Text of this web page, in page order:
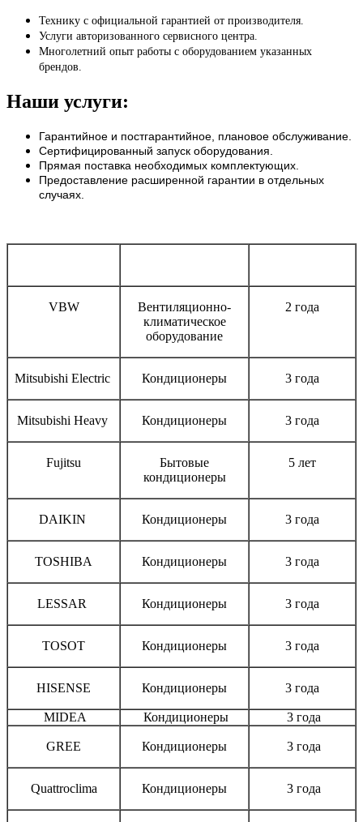
Технику с официальной гарантией от производителя.
Услуги авторизованного сервисного центра.
Многолетний опыт работы с оборудованием указанных
брендов.
Наши услуги:
Гарантийное и постгарантийное, плановое обслуживание.
Сертифицированный запуск оборудования.
Прямая поставка необходимых комплектующих.
Предоставление расширенной гарантии в отдельных
случаях.
VBW
Вентиляционно-
климатическое
оборудование
2 года
Mitsubishi Electric Кондиционеры 3 года
Mitsubishi Heavy Кондиционеры 3 года
Fujitsu
Бытовые
кондиционеры
5 лет
DAIKIN Кондиционеры 3 года
TOSHIBA Кондиционеры 3 года
LESSAR Кондиционеры 3 года
TOSOT Кондиционеры 3 года
HISENSE Кондиционеры 3 года
MIDEA Кондиционеры 3 года
GREE Кондиционеры 3 года
Quattroclima Кондиционеры 3 года